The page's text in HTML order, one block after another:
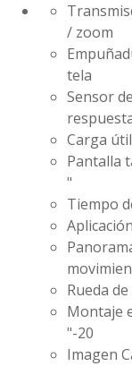
/ zoom
tela
Sensor
Carga
Pantalla
"
Tiempo
Rueda
Montaje
"-20
Imagen